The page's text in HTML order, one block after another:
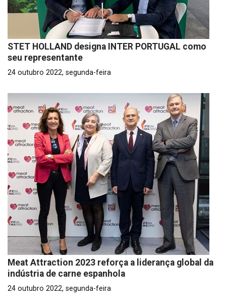
STET HOLLAND designa INTER PORTUGAL como
seu representante
24 outubro 2022, segunda-feira
Meat Attraction 2023 reforça a liderança global da
indústria de carne espanhola
24 outubro 2022, segunda-feira